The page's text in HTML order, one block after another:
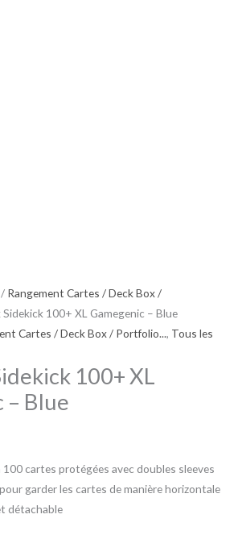
/ Rangement Cartes / Deck Box /
100+ XL Gamegenic – Blue
Cartes / Deck Box / Portfolio..., Tous les
100+ XL
– Blue
cartes protégées avec doubles sleeves
garder les cartes de manière horizontale
détachable